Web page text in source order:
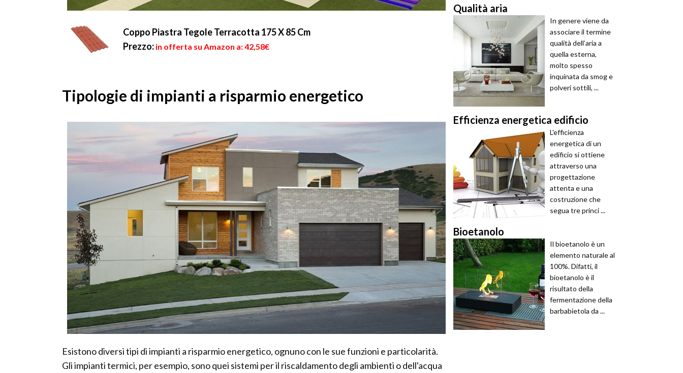
Coppo Piastra Tegole Terracotta 175 X 85 Cm
Prezzo: in offerta su Amazon a: 42,58€
Tipologie di impianti a risparmio energetico
Esistono diversi tipi di impianti a risparmio energetico, ognuno con le sue funzioni e particolarità.
Gli impianti termici, per esempio, sono quei sistemi per il riscaldamento degli ambienti o dell'acqua
Qualità aria
In genere viene da
associare il termine
qualità dell’aria a
quella esterna,
molto spesso
inquinata da smog e
polveri sottili, ...
Efficienza energetica edificio
L'efficienza
energetica di un
edificio si ottiene
attraverso una
progettazione
attenta e una
costruzione che
segua tre princi ...
Bioetanolo
Il bioetanolo è un
elemento naturale al
100%. Difatti, il
bioetanolo è il
risultato della
fermentazione della
barbabietola da ...